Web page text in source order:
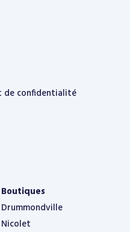
de confidentialité
Boutiques
Drummondville
Nicolet